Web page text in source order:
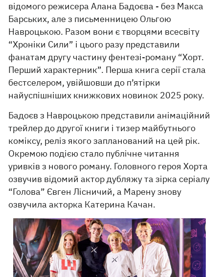
відомого режисера Алана Бадоєва - без Макса
Барських, але з письменницею Ольгою
Навроцькою. Разом вони є творцями всесвіту
“Хроніки Сили” і цього разу представили
фанатам другу частину фентезі-роману “Хорт.
Перший характерник”. Перша книга серії стала
бестселером, увійшовши до п’ятірки
найуспішніших книжкових новинок 2025 року.
Бадоєв з Навроцькою представили анімаційний
трейлер до другої книги і тизер майбутнього
коміксу, реліз якого запланований на цей рік.
Окремою подією стало публічне читання
уривків з нового роману. Головного героя Хорта
озвучив відомий актор дубляжу та зірка серіалу
“Голова” Євген Лісничий, а Марену знову
озвучила акторка Катерина Качан.